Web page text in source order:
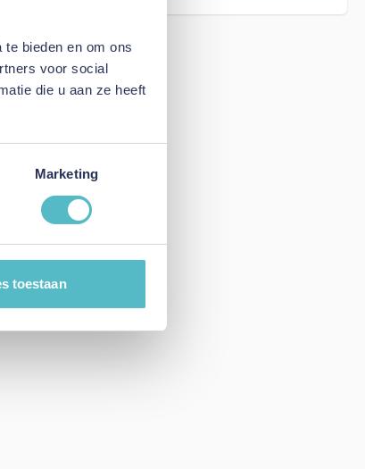
bieden en om ons
voor social
die u aan ze heeft
Marketing
toestaan